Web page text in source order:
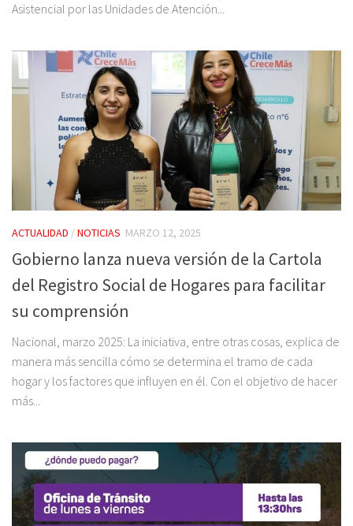
Asistencial por las Unidades de Atención...
ACTUALIDAD /NOTICIAS MARZO 12, 2025
Gobierno lanza nueva versión de la Cartola
del Registro Social de Hogares para facilitar
su comprensión
Nacional, marzo 2025: La iniciativa, entre otras cosas, explica de
manera más sencilla cómo se determina el tramo de cada
hogar y los factores que influyen en él. Con el objetivo de hacer
más...